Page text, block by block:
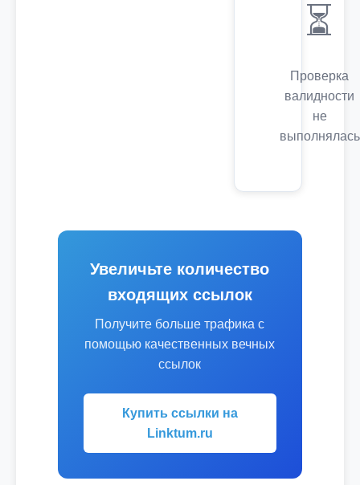
⏳
Проверка
валидности
не
выполнялась
Увеличьте количество
входящих ссылок
Получите больше трафика с
помощью качественных вечных
ссылок
Купить ссылки на
Linktum.ru